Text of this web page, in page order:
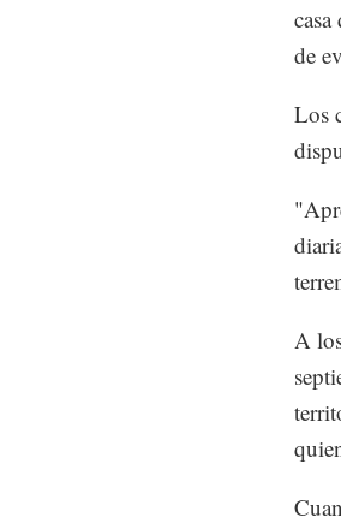
de
Los
A